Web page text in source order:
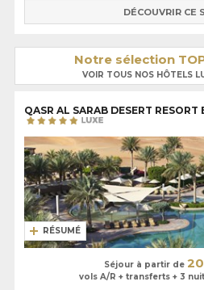
DÉCOUVRIR CE
Notre sélection
VOIR TOUS NOS HÔTELS
QASR AL SARAB DESERT RESORT
RÉSUMÉ
Séjour à partir de
vols A/R + transferts + 3